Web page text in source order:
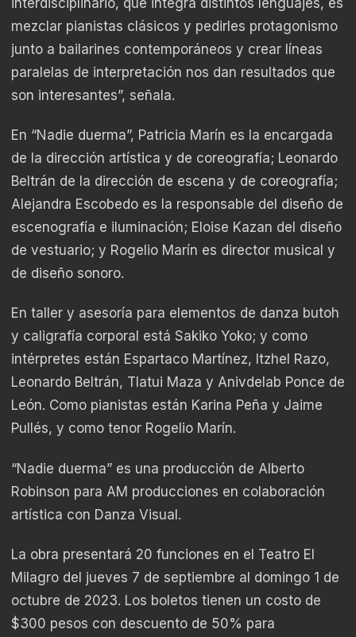
mezclar pianistas clásicos y pedirles protagonismo
junto a bailarines contemporáneos y crear líneas
paralelas de interpretación nos dan resultados que
son interesantes”, señala.
En “Nadie duerma”, Patricia Marín es la encargada
de la dirección artística y de coreografía; Leonardo
Beltrán de la dirección de escena y de coreografía;
Alejandra Escobedo es la responsable del diseño de
escenografía e iluminación; Eloise Kazan del diseño
de vestuario; y Rogelio Marín es director musical y
de diseño sonoro.
En taller y asesoría para elementos de danza butoh
y caligrafía corporal está Sakiko Yoko; y como
intérpretes están Espartaco Martínez, Itzhel Razo,
Leonardo Beltrán, Tlatui Maza y Anivdelab Ponce de
León. Como pianistas están Karina Peña y Jaime
Pullés, y como tenor Rogelio Marín.
“Nadie duerma” es una producción de Alberto
Robinson para AM producciones en colaboración
artística con Danza Visual.
La obra presentará 20 funciones en el Teatro El
Milagro del jueves 7 de septiembre al domingo 1 de
octubre de 2023. Los boletos tienen un costo de
$300 pesos con descuento de 50% para